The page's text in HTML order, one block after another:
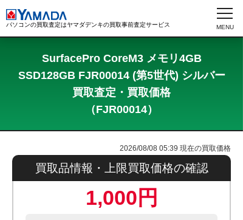
パソコンの買取査定はヤマダデンキの買取事前査定サービス
SurfacePro CoreM3 メモリ4GB
SSD128GB FJR00014 (第5世代) シルバー
買取査定・買取価格
（FJR00014）
2026/08/08 05:39 現在の買取価格
買取品情報・上限買取価格の確認
1,000円